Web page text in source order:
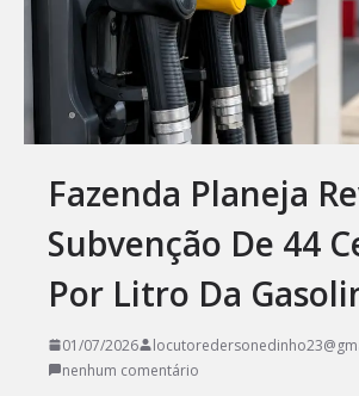
Fazenda Planeja
Subvenção De 44
Por Litro Da
01/07/2026
nenhum comentário